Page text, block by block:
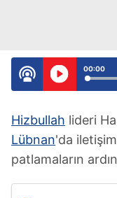
00:00
Hizbullah lideri
Lübnan'da
patlamaların